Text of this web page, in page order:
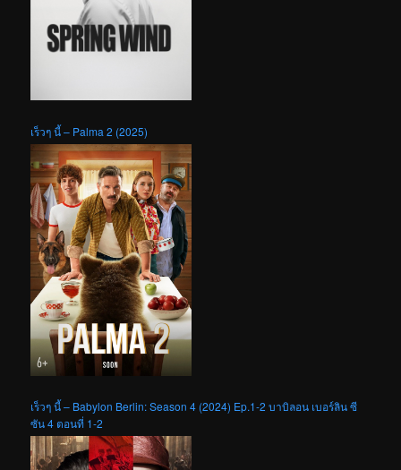
เร็วๆ นี้ – Palma 2 (2025)
เร็วๆ นี้ – Babylon Berlin: Season 4 (2024) Ep.1-2 บาบิลอน เบอร์ลิน ซี
ซัน 4 ตอนที่ 1-2